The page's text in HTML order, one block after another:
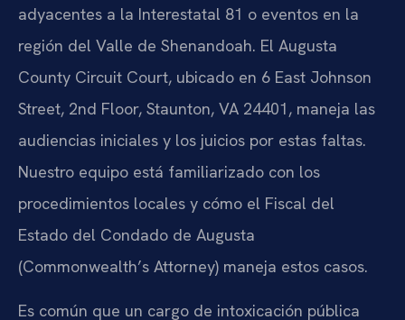
adyacentes a la Interestatal 81 o eventos en la
región del Valle de Shenandoah. El Augusta
County Circuit Court, ubicado en 6 East Johnson
Street, 2nd Floor, Staunton, VA 24401, maneja las
audiencias iniciales y los juicios por estas faltas.
Nuestro equipo está familiarizado con los
procedimientos locales y cómo el Fiscal del
Estado del Condado de Augusta
(Commonwealth’s Attorney) maneja estos casos.
Es común que un cargo de intoxicación pública